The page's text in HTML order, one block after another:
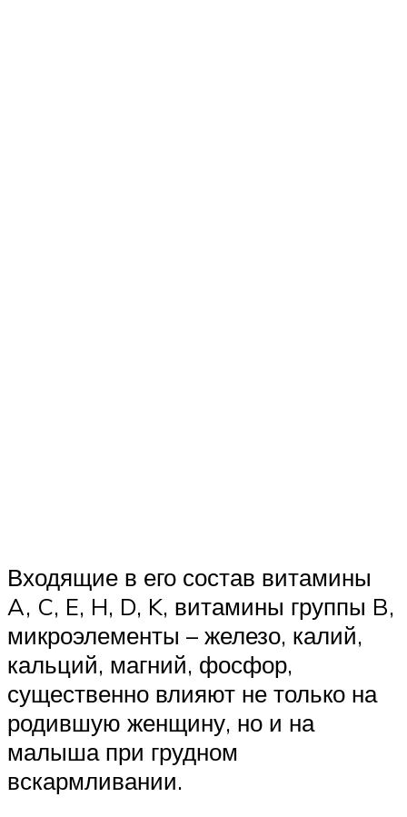
Входящие в его состав витамины
A, C, E, H, D, K, витамины группы B,
микроэлементы – железо, калий,
кальций, магний, фосфор,
существенно влияют не только на
родившую женщину, но и на
малыша при грудном
вскармливании.